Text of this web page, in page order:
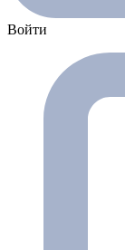
Войти